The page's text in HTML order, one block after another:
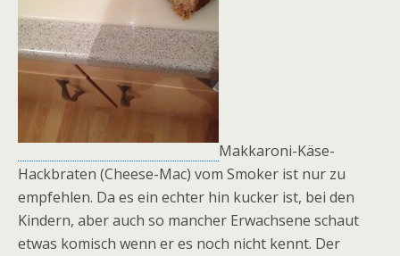
Makkaroni-Käse-
Hackbraten (Cheese-Mac) vom Smoker ist nur zu
empfehlen. Da es ein echter hin kucker ist, bei den
Kindern, aber auch so mancher Erwachsene schaut
etwas komisch wenn er es noch nicht kennt. Der